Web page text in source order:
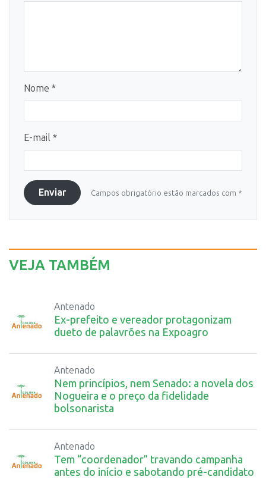
Nome *
E-mail *
Enviar Campos obrigatório estão marcados com *
VEJA TAMBÉM
Antenado
Ex-prefeito e vereador protagonizam
dueto de palavrões na Expoagro
Antenado
Nem princípios, nem Senado: a novela dos
Nogueira e o preço da fidelidade
bolsonarista
Antenado
Tem “coordenador” travando campanha
antes do início e sabotando pré-candidato